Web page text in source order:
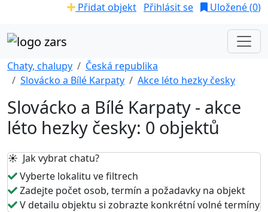
Přidat objekt Přihlásit se Uložené (0)
Chaty, chalupy
Česká republika
Slovácko a Bílé Karpaty
Akce léto hezky česky
Slovácko a Bílé Karpaty - akce
léto hezky česky: 0 objektů
☀️ Jak vybrat chatu?
Vyberte lokalitu ve filtrech
Zadejte počet osob, termín a požadavky na objekt
V detailu objektu si zobrazte konkrétní volné termíny